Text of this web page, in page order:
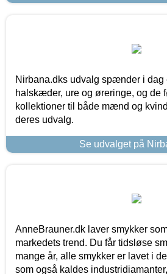
Nirbana.dks udvalg spænder i dag
halskæder, ure og øreringe, og de
kollektioner til både mænd og
deres udvalg.
Se udvalget på
AnneBrauner.dk laver smykker
markedets trend. Du får tidsløse
mange år, alle smykker er lavet i
som også kaldes